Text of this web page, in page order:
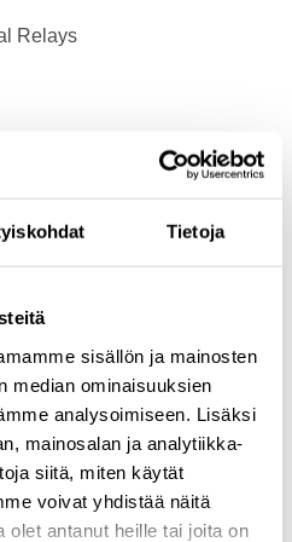
Tietoja
sisällön ja mainosten
median ominaisuuksien
analysoimiseen. Lisäksi
mainosalan ja analytiikka-
siitä, miten käytät
voivat yhdistää näitä
olet antanut heille tai joita on
Relays